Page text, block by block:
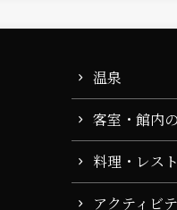
温泉
客室・館内
料理・レス
アクティビ